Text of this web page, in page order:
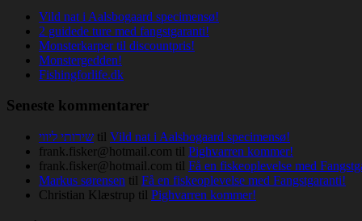
Vild nat i Aalsbogaard specimensø!
2 guidede ture med fangstgaranti!
Monsterkarper til discountpris!
Monstergedden!
Fishingforlife.dk
Seneste kommentarer
שירותי ליווי til Vild nat i Aalsbogaard specimensø!
frank.fisker@hotmail.com til Pighvarren kommer!
frank.fisker@hotmail.com til Få en fiskeoplevelse med
Markus sørensen til Få en fiskeoplevelse med Fangstgaranti!
Christian Klæstrup til Pighvarren kommer!